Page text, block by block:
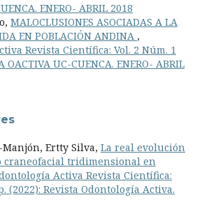
ENERO- ABRIL 2018
MALOCLUSIONES ASOCIADAS A LA
EN POBLACIÓN ANDINA ,
Revista Científica: Vol. 2 Núm. 1
OACTIVA UC-CUENCA. ENERO- ABRIL
Ertty Silva, La real evolución
craneofacial tridimensional en
Activa Revista Científica:
(2022): Revista Odontología Activa.